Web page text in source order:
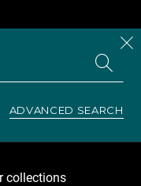
ADVANCED SEARCH
collections